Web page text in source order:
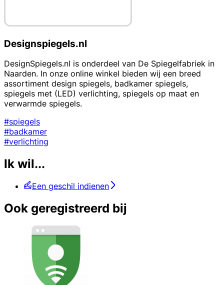
Designspiegels.nl
DesignSpiegels.nl is onderdeel van De Spiegelfabriek in
Naarden. In onze online winkel bieden wij een breed
assortiment design spiegels, badkamer spiegels,
spiegels met (LED) verlichting, spiegels op maat en
verwarmde spiegels.
#spiegels
#badkamer
#verlichting
Ik wil...
Een geschil indienen
Ook geregistreerd bij